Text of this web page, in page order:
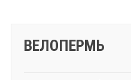
ВЕЛОПЕРМЬ